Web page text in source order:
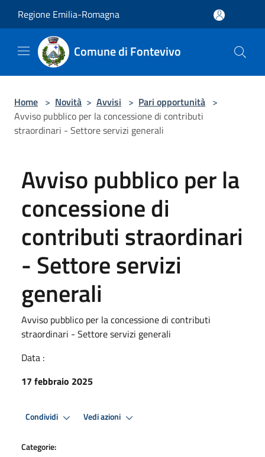
Regione Emilia-Romagna
Comune di Fontevivo
Home > Novità > Avvisi > Pari opportunità >
Avviso pubblico per la concessione di contributi
straordinari - Settore servizi generali
Avviso pubblico per la
concessione di
contributi straordinari
- Settore servizi
generali
Avviso pubblico per la concessione di contributi
straordinari - Settore servizi generali
Data :
17 febbraio 2025
Condividi Vedi azioni
Categorie: